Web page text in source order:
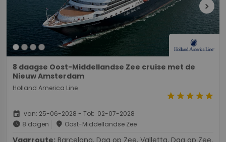
chevron_right
8 daagse Oost-Middellandse Zee cruise met de
Nieuw Amsterdam
Holland America Line
starstarstarstarstar
event van: 25-06-2028 - Tot: 02-07-2028
schedule 8 dagen place Oost-Middellandse Zee
Vaarroute: